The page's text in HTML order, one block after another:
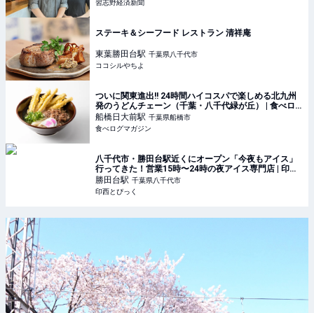
習志野経済新聞
ステーキ＆シーフード レストラン 清祥庵
東葉勝田台駅 千葉県八千代市
ココシルやちよ
ついに関東進出!! 24時間ハイコスパで楽しめる北九州
発のうどんチェーン（千葉・八千代緑が丘） | 食べロ
グマガジン
船橋日大前駅 千葉県船橋市
食べログマガジン
八千代市・勝田台駅近くにオープン「今夜もアイス」
行ってきた！営業15時〜24時の夜アイス専門店 | 印西
とぴっく
勝田台駅 千葉県八千代市
印西とぴっく